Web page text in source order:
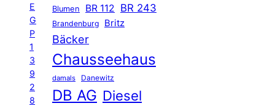
E
G
P
1
3
9
2
8
Blumen BR 112 BR 243
Brandenburg Britz
Bäcker
Chausseehaus
damals Danewitz
DB AG Diesel